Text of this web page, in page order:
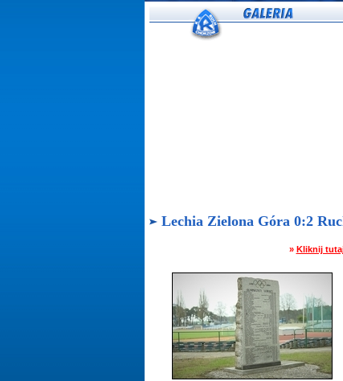
Lechia Zielona Góra 0:2
» Kliknij